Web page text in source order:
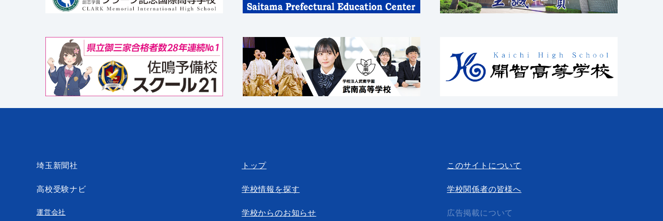
埼玉新聞社
高校受験ナビ
運営会社
トップ
学校情報を探す
学校からのお知らせ
このサイトについて
学校関係者の皆様へ
広告掲載について